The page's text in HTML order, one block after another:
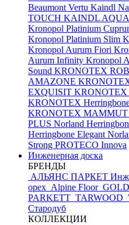
Beaumont Vertu Kaindl
TOUCH KAINDL AQUA
Kronopol Platinium
Kronopol Platinium Slim
Kronopol Aurum Fiori
Aurum Infinity Kronopol
Sound KRONOTEX
AMAZONE
EXQUISIT KRONOTEX
KRONOTEX
KRONOTEX MAMMUT
PLUS Norland
Herringbone Elegant
Strong PROTECO Innova
Инженерная доска
БРЕНДЫ
АЛЬЯНС ПАРКЕТ
орех Alpine Floor
PARKETT TARWOOD
Стародуб
КОЛЛЕКЦИИ